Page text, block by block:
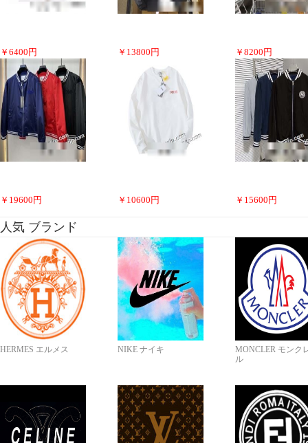
￥ 6400 円 ￥ 13800 円 ￥ 8200 円
￥ 19600 円 ￥ 10600 円 ￥ 15600 円
人気 ブランド
HERMES エルメス NIKE ナイキ
MONCLER モンク
ル